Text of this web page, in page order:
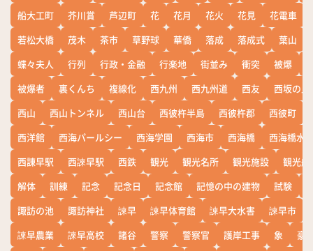
船大工町
芥川賞 芦辺町 花 花月 花火 花見 花電車
若松大橋
茂木 茶市 草野球 華僑 落成 落成式 葉山
蝶々夫人
行列 行政・金融 行楽地 街並み 衝突 被爆
被爆者
裏くんち 複線化 西九州 西九州道 西友
西坂の丘
西山
西山トンネル 西山台 西彼杵半島 西彼杵郡 西彼町
西洋館
西海パールシー 西海学園 西海市 西海橋
西海橋水
西諌早駅
西諫早駅 西鉄 観光 観光名所 観光施設
観光船
解体
訓練 記念 記念日 記念館 記憶の中の建物 試験
諏訪の池
諏訪神社 諫早 諫早体育館 諫早大水害 諫早市
諫早農業
諫早高校 諸谷 警察 警察官 護岸工事 象
豪